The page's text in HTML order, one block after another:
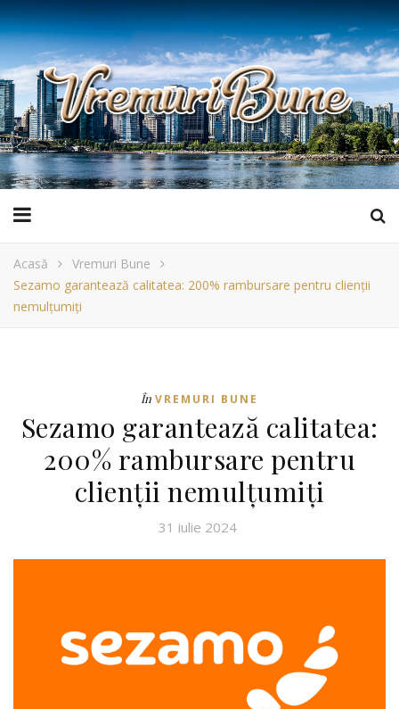
Acasă
Vremuri Bune
Sezamo garantează calitatea: 200% rambursare pentru clienții
nemulțumiți
În VREMURI BUNE
Sezamo garantează calitatea:
200% rambursare pentru
clienții nemulțumiți
31 iulie 2024